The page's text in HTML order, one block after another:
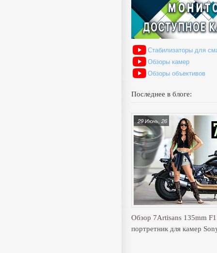
Стабилизаторы для
Обзоры камер
Обзоры объективов
Последнее в блоге:
Обзор 7Artisans 135mm
портретник для камер
29 Июнь, 26